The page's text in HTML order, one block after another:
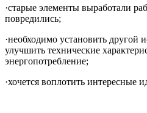
·старые элементы выработали
повредились;
·необходимо установить другой
улучшить технические
энергопотребление;
·хочется воплотить интересные